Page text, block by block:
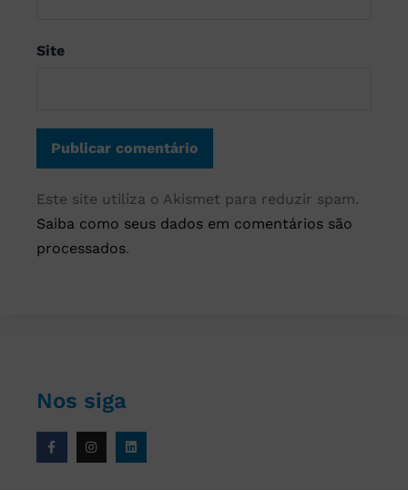
Site
Este site utiliza o Akismet para reduzir spam.
Saiba como seus dados em comentários são
processados.
Nos siga